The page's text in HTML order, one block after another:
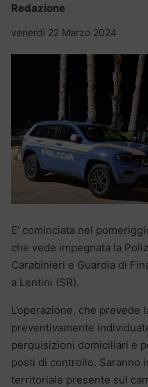
Redazione
venerdì 22 Marzo 2024
E’ cominciata nel
che vede impegnata la
Carabinieri e Guardia di
a Lentini (SR).
L’operazione, che prevede
preventivamente
perquisizioni domiciliari e
posti di controllo. Saranno
territoriale presente sul